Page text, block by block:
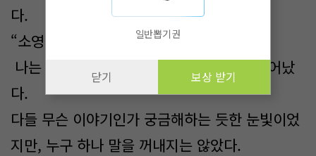
다.
“소영 양, 잠깐 나랑 얘기 좀 할 수 있을까?”
나는 고개를 끄덕이고, 조심스럽게 따라 일어났
다.
다들 무슨 이야기인가 궁금해하는 듯한 눈빛이었
지만, 누구 하나 말을 꺼내지는 않았다.
일반뽑기권
닫기 보상 받기